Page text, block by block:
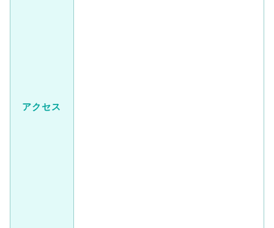
アクセス